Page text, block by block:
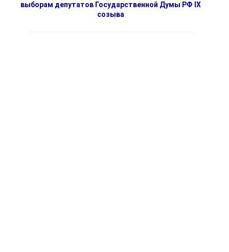
выборам депутатов Государственной Думы РФ IX
созыва